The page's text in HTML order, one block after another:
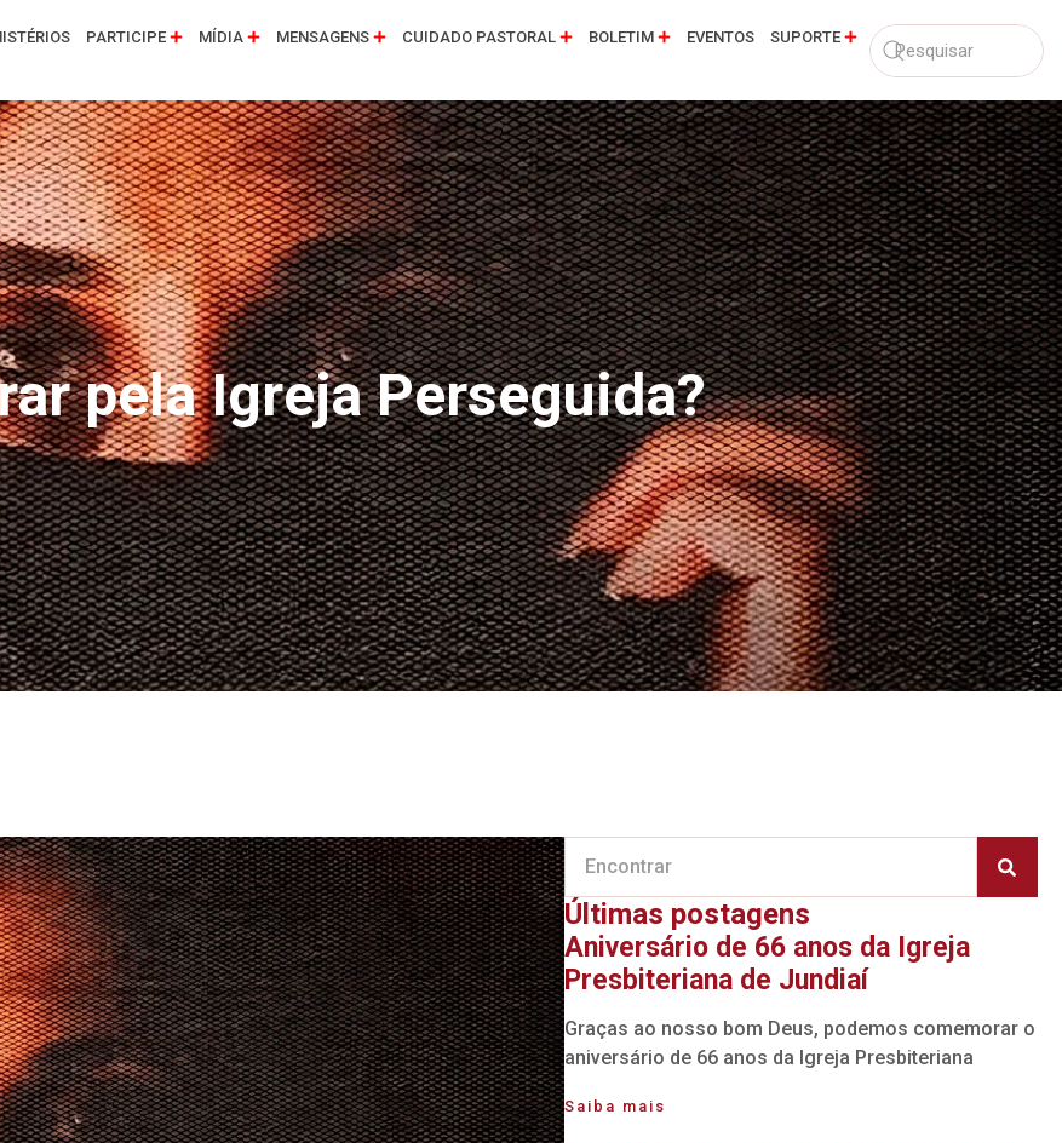
PARTICIPE MÍDIA MENSAGENS CUIDADO PASTORAL BOLETIM EVENTOS SUPORTE
pela Igreja Perseguida?
Últimas postagens
Aniversário de 66 anos da Igreja
Presbiteriana de Jundiaí
Graças ao nosso bom Deus, podemos comemorar o
aniversário de 66 anos da Igreja Presbiteriana
Saiba mais